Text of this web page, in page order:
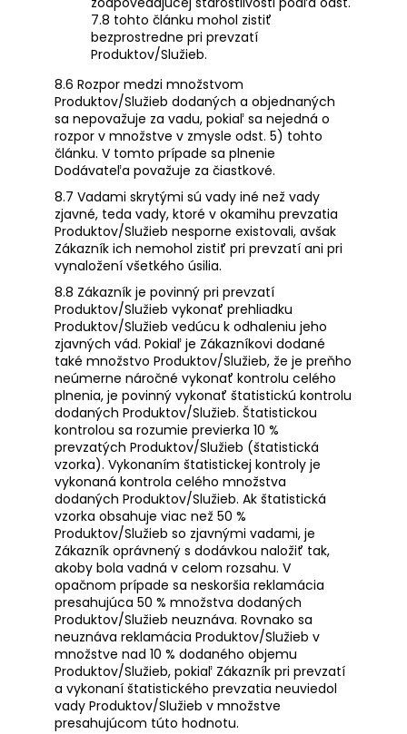
7.8 tohto článku mohol zistiť
bezprostredne pri prevzatí
Produktov/Služieb.
8.6 Rozpor medzi množstvom
Produktov/Služieb dodaných a objednaných
sa nepovažuje za vadu, pokiaľ sa nejedná o
rozpor v množstve v zmysle odst. 5) tohto
článku. V tomto prípade sa plnenie
Dodávateľa považuje za čiastkové.
8.7 Vadami skrytými sú vady iné než vady
zjavné, teda vady, ktoré v okamihu prevzatia
Produktov/Služieb nesporne existovali, avšak
Zákazník ich nemohol zistiť pri prevzatí ani pri
vynaložení všetkého úsilia.
8.8 Zákazník je povinný pri prevzatí
Produktov/Služieb vykonať prehliadku
Produktov/Služieb vedúcu k odhaleniu jeho
zjavných vád. Pokiaľ je Zákazníkovi dodané
také množstvo Produktov/Služieb, že je preňho
neúmerne náročné vykonať kontrolu celého
plnenia, je povinný vykonať štatistickú kontrolu
dodaných Produktov/Služieb. Štatistickou
kontrolou sa rozumie previerka 10 %
prevzatých Produktov/Služieb (štatistická
vzorka). Vykonaním štatistickej kontroly je
vykonaná kontrola celého množstva
dodaných Produktov/Služieb. Ak štatistická
vzorka obsahuje viac než 50 %
Produktov/Služieb so zjavnými vadami, je
Zákazník oprávnený s dodávkou naložiť tak,
akoby bola vadná v celom rozsahu. V
opačnom prípade sa neskoršia reklamácia
presahujúca 50 % množstva dodaných
Produktov/Služieb neuznáva. Rovnako sa
neuznáva reklamácia Produktov/Služieb v
množstve nad 10 % dodaného objemu
Produktov/Služieb, pokiaľ Zákazník pri prevzatí
a vykonaní štatistického prevzatia neuviedol
vady Produktov/Služieb v množstve
presahujúcom túto hodnotu.